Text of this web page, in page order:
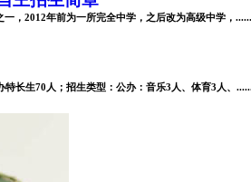
，2012年前为一所完全中学，之后改为高级中学，......
长生70人；招生类型：公办：音乐3人、体育3人、